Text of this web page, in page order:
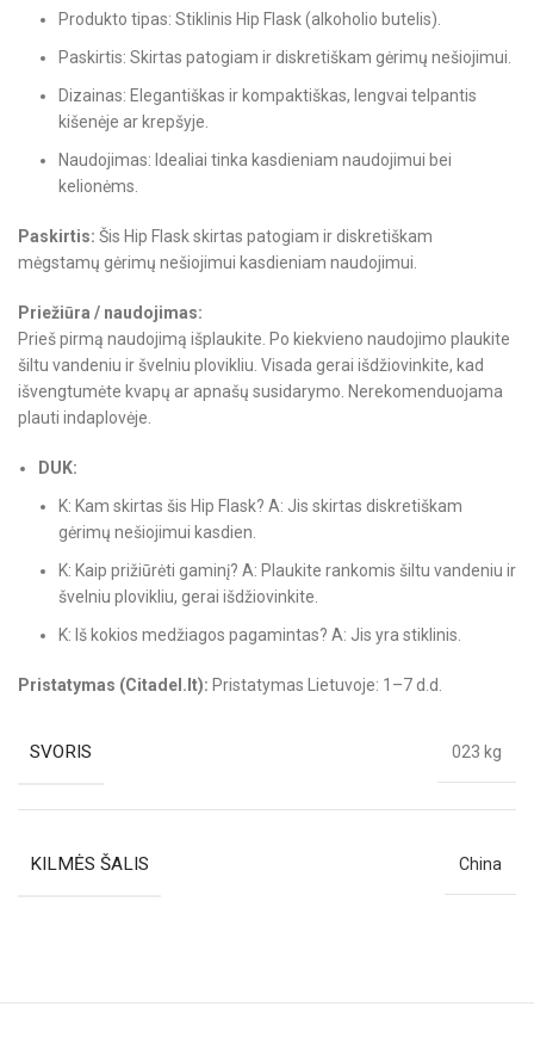
Produkto tipas: Stiklinis Hip Flask (alkoholio butelis).
Paskirtis: Skirtas patogiam ir diskretiškam gėrimų nešiojimui.
Dizainas: Elegantiškas ir kompaktiškas, lengvai telpantis
kišenėje ar krepšyje.
Naudojimas: Idealiai tinka kasdieniam naudojimui bei
kelionėms.
Paskirtis: Šis Hip Flask skirtas patogiam ir diskretiškam
mėgstamų gėrimų nešiojimui kasdieniam naudojimui.
Priežiūra / naudojimas:
Prieš pirmą naudojimą išplaukite. Po kiekvieno naudojimo plaukite
šiltu vandeniu ir švelniu plovikliu. Visada gerai išdžiovinkite, kad
išvengtumėte kvapų ar apnašų susidarymo. Nerekomenduojama
plauti indaplovėje.
DUK:
K: Kam skirtas šis Hip Flask? A: Jis skirtas diskretiškam
gėrimų nešiojimui kasdien.
K: Kaip prižiūrėti gaminį? A: Plaukite rankomis šiltu vandeniu ir
švelniu plovikliu, gerai išdžiovinkite.
K: Iš kokios medžiagos pagamintas? A: Jis yra stiklinis.
Pristatymas (Citadel.lt): Pristatymas Lietuvoje: 1–7 d.d.
SVORIS 023 kg
KILMĖS ŠALIS China